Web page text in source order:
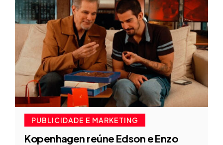
PUBLICIDADE E MARKETING
Kopenhagen reúne Edson e Enzo